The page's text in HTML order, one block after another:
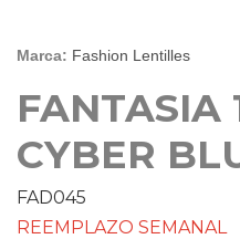
Marca: Fashion Lentilles
FANTASIA
CYBER
FAD045
REEMPLAZO SEMANAL